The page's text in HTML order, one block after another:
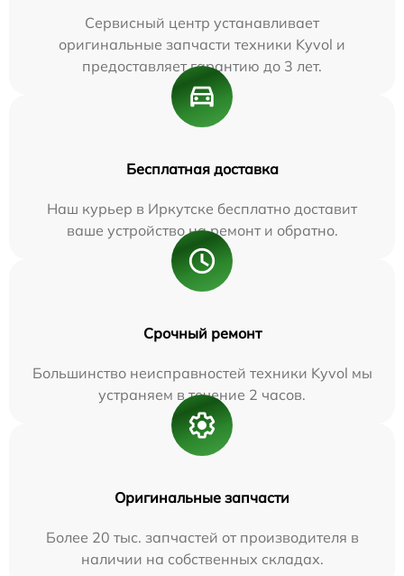
Сервисный центр устанавливает
оригинальные запчасти техники Kyvol и
предоставляет гарантию до 3 лет.
Бесплатная доставка
Наш курьер в Иркутске бесплатно доставит
ваше устройство на ремонт и обратно.
Срочный ремонт
Большинство неисправностей техники Kyvol мы
устраняем в течение 2 часов.
Оригинальные запчасти
Более 20 тыс. запчастей от производителя в
наличии на собственных складах.